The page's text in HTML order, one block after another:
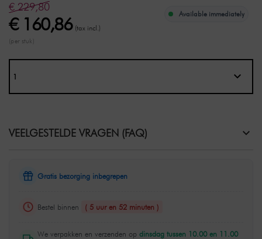
€ 229,80
€ 160,86 (tax incl.)
(per stuk)
Available immediately
VEELGESTELDE VRAGEN (FAQ)
Gratis bezorging inbegrepen
Bestel binnen ( 5 uur en 52 minuten )
We verpakken en verzenden op dinsdag tussen 10.00 en 11.00